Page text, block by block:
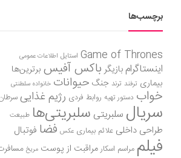
برچسب‌ها
Game of Thrones استایل اطلاعات عمومی
اینستاگرام بازیگر باکس آفیس برترین‌ها
بیماری ترفند ترند جنگ حیوانات خانواده سلطنتی
خواب دستور تهیه روابط فردی رژیم غذایی
سریال سلبریتی سلبریتی‌ها طبیعت
طراحی داخلی علائم بیماری عکس فضا فوتبال
فیلم مراسم اسکارمراقبت از پوست مریخ